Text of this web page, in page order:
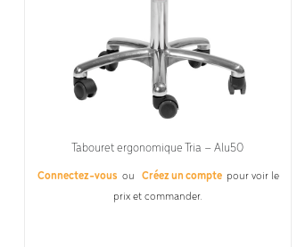
Tabouret ergonomique Tria – Alu50
Connectez-vous ou Créez un compte pour voir le
prix et commander.